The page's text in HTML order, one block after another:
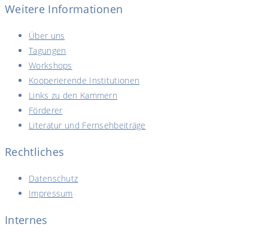
Weitere Informationen
Über uns
Tagungen
Workshops
Kooperierende Institutionen
Links zu den Kammern
Förderer
Literatur und Fernsehbeiträge
Rechtliches
Datenschutz
Impressum
Internes